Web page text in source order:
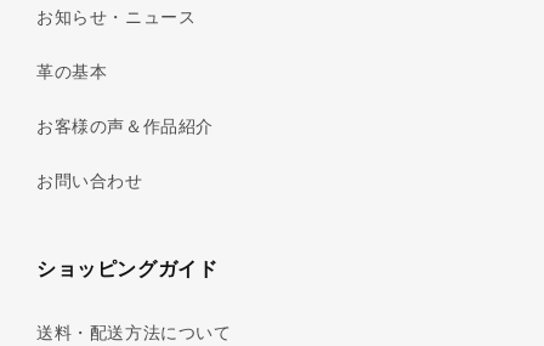
お知らせ・ニュース
革の基本
お客様の声＆作品紹介
お問い合わせ
ショッピングガイド
送料・配送方法について